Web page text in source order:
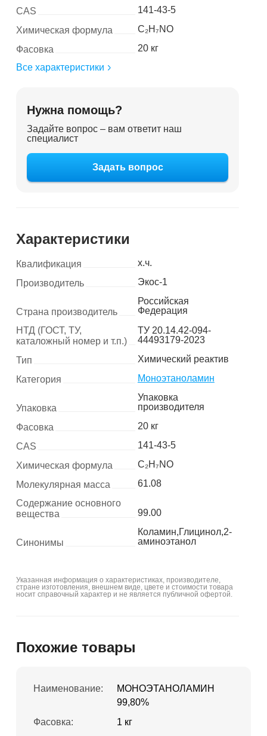
CAS
141-43-5
Химическая формула
C₂H₇NO
Фасовка
20 кг
Все характеристики
Нужна помощь?
Задайте вопрос – вам ответит наш
специалист
Задать вопрос
Характеристики
Квалификация
х.ч.
Производитель
Экос-1
Страна производитель
Российская
Федерация
НТД (ГОСТ, ТУ,
каталожный номер и т.п.)
ТУ 20.14.42-094-
44493179-2023
Тип
Химический реактив
Категория
Моноэтаноламин
Упаковка
Упаковка
производителя
Фасовка
20 кг
CAS
141-43-5
Химическая формула
C₂H₇NO
Молекулярная масса
61.08
Содержание основного
вещества
99.00
Синонимы
Коламин,Глицинол,2-
аминоэтанол
Указанная информация о характеристиках, производителе,
стране изготовления, внешнем виде, цвете и стоимости товара
носит справочный характер и не является публичной офертой.
Похожие товары
Наименование:
МОНОЭТАНОЛАМИН
99,80%
Фасовка:
1 кг